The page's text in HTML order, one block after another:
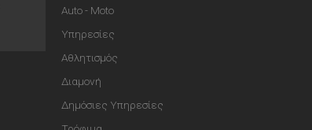
Auto - Moto
Υπηρεσίες
Αθλητισμός
Διαμονή
Δημόσιες Υπηρεσίες